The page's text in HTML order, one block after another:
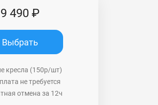
9 490 ₽
Выбрать
кресла (150р/шт)
не требуется
отмена за 12ч